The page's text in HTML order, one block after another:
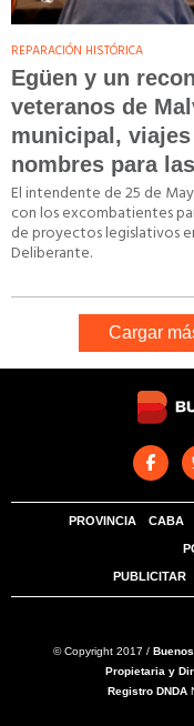
REPARACIÓN HISTÓRICA
Egüen y un
veteranos de
municipal,
nombres para
El intendente de 25 de
con los excombatientes
de proyectos legislativos
Deliberante.
Cargar
PROVINCIA CABA
PUBLICITAR
© Copyright 2017 /
Propietaria y
Registro DNDA